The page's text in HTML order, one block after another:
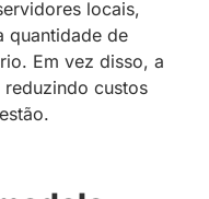
locais,
quantidade de
Em vez disso, a
custos